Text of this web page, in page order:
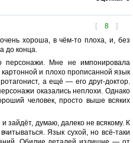
[ 8 ]
хороша, в чём-то плоха, и, без
до конца.
персонажи. Мне не импонировала
и плохо прописанной язык
а ещё — его друг-доктор.
оказались неплохи. Однако
человек, просто выше всяких
зайдёт, думаю, далеко не всякому. К
Язык сухой, но всё-таки